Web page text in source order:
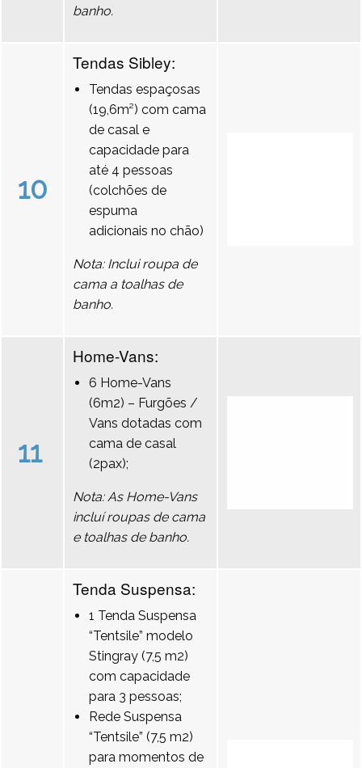
banho.
10
Tendas Sibley:
Tendas espaçosas
(19,6m²) com cama
de casal e
capacidade para
até 4 pessoas
(colchões de
espuma
adicionais no chão)
Nota: Inclui roupa de
cama a toalhas de
banho.
11
Home-Vans:
6 Home-Vans
(6m2) – Furgões /
Vans dotadas com
cama de casal
(2pax);
Nota: As Home-Vans
incluí roupas de cama
e toalhas de banho.
Tenda Suspensa:
1 Tenda Suspensa
“Tentsile” modelo
Stingray (7,5 m2)
com capacidade
para 3 pessoas;
Rede Suspensa
“Tentsile” (7,5 m2)
para momentos de